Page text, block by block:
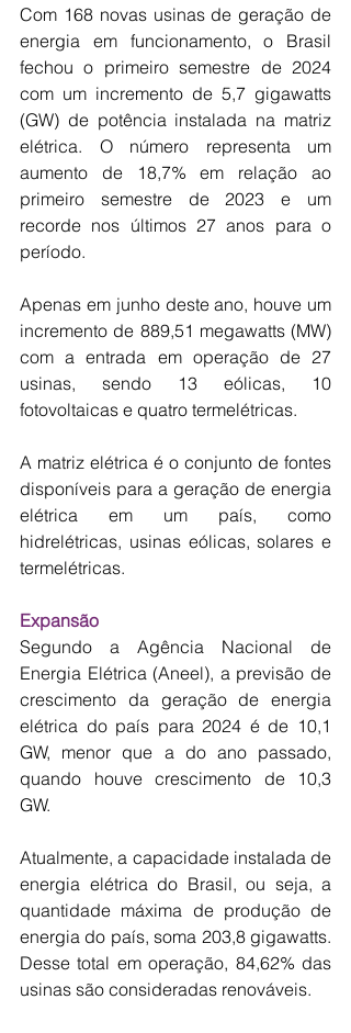
Com 168 novas usinas de geração de
energia em funcionamento, o Brasil
fechou o primeiro semestre de 2024
com um incremento de 5,7 gigawatts
(GW) de potência instalada na matriz
elétrica. O número representa um
aumento de 18,7% em relação ao
primeiro semestre de 2023 e um
recorde nos últimos 27 anos para o
período.
Apenas em junho deste ano, houve um
incremento de 889,51 megawatts (MW)
com a entrada em operação de 27
usinas, sendo 13 eólicas, 10
fotovoltaicas e quatro termelétricas.
A matriz elétrica é o conjunto de fontes
disponíveis para a geração de energia
elétrica em um país, como
hidrelétricas, usinas eólicas, solares e
termelétricas.
Expansão
Segundo a Agência Nacional de
Energia Elétrica (Aneel), a previsão de
crescimento da geração de energia
elétrica do país para 2024 é de 10,1
GW, menor que a do ano passado,
quando houve crescimento de 10,3
GW.
Atualmente, a capacidade instalada de
energia elétrica do Brasil, ou seja, a
quantidade máxima de produção de
energia do país, soma 203,8 gigawatts.
Desse total em operação, 84,62% das
usinas são consideradas renováveis.